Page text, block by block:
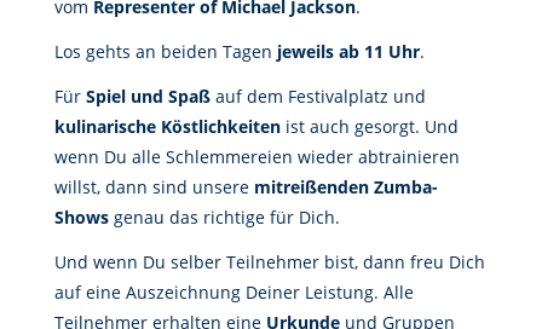
vom Representer of Michael Jackson.
Los gehts an beiden Tagen jeweils ab 11 Uhr.
Für Spiel und Spaß auf dem Festivalplatz und
kulinarische Köstlichkeiten ist auch gesorgt. Und
wenn Du alle Schlemmereien wieder abtrainieren
willst, dann sind unsere mitreißenden Zumba-
Shows genau das richtige für Dich.
Und wenn Du selber Teilnehmer bist, dann freu Dich
auf eine Auszeichnung Deiner Leistung. Alle
Teilnehmer erhalten eine Urkunde und Gruppen